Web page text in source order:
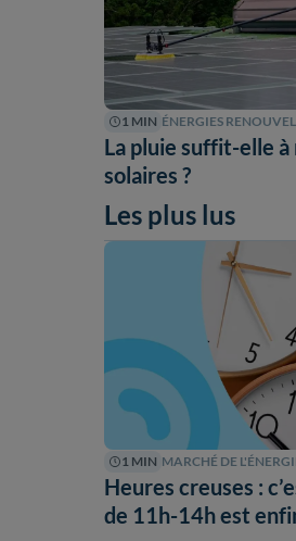
1 MIN ÉNERGIES
La pluie suffit-elle
solaires ?
Les plus lus
1 MIN MARCHÉ DE
Heures creuses :
de 11h-14h est